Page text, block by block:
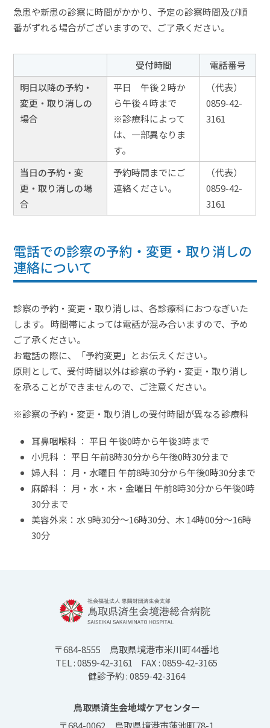
急患や新患の診察に時間がかかり、予定の診察時間及び順
番がずれる場合がございますので、ご了承ください。
受付時間
電話番号
明日以降の予約・
変更・取り消しの
場合
平日 午後２時か
ら午後４時まで
※診療科によって
は、一部異なりま
す。
（代表）
0859-42-
3161
当日の予約・変
更・取り消しの場
合
予約時間までにご
連絡ください。
（代表）
0859-42-
3161
電話での診察の予約・変更・取り消しの
連絡について
診察の予約・変更・取り消しは、各診療科におつなぎいた
します。 時間帯によっては電話が混み合いますので、予め
ご了承ください。
お電話の際に、「予約変更」とお伝えください。
原則として、受付時間以外は診察の予約・変更・取り消し
を承ることができませんので、ご注意ください。
※診察の予約・変更・取り消しの受付時間が異なる診療科
耳鼻咽喉科 ： 平日 午後0時から午後3時まで
小児科 ： 平日 午前8時30分から午後0時30分まで
婦人科 ： 月・水曜日 午前8時30分から午後0時30分まで
麻酔科 ： 月・水・木・金曜日 午前8時30分から午後0時
30分まで
美容外来：水 9時30分～16時30分、木 14時00分～16時
30分
〒684-8555
鳥取県境港市米川町44番地
TEL : 0859-42-3161
FAX : 0859-42-3165
健診予約 : 0859-42-3164
鳥取県済生会地域ケアセンター
〒684-0062
鳥取県境港市蓮池町78-1